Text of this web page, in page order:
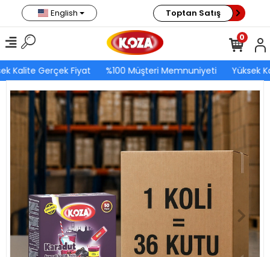
Kalite Gerçek Fiyat %100 Müşteri Memnuniyeti Yüksek
English Toptan Satış
0